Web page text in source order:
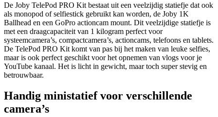
De Joby TelePod PRO Kit bestaat uit een veelzijdig statiefje dat ook
als monopod of selfiestick gebruikt kan worden, de Joby 1K
Ballhead en een GoPro actioncam mount. Dit veelzijdige statiefje is
met een draagcapaciteit van 1 kilogram perfect voor
systeemcamera’s, compactcamera’s, actioncams, telefoons en tablets.
De TelePod PRO Kit komt van pas bij het maken van leuke selfies,
maar is ook perfect geschikt voor het opnemen van vlogs voor je
YouTube kanaal. Het is licht in gewicht, maar toch super stevig en
betrouwbaar.
Handig ministatief voor verschillende
camera’s